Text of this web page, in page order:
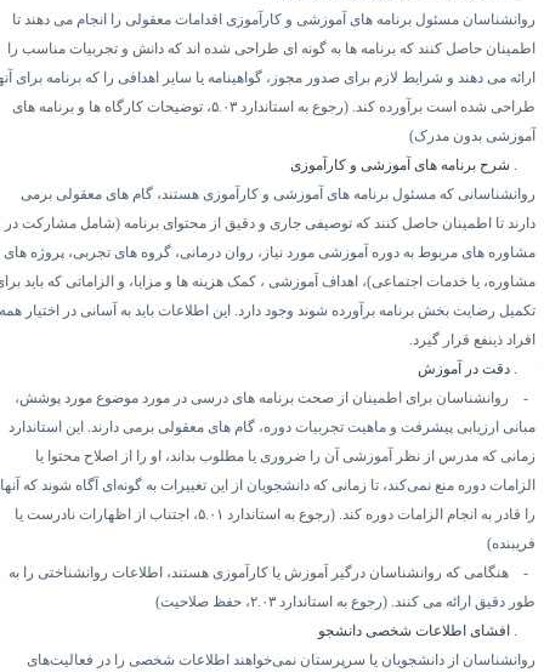
مسئول برنامه های آموزشی و کارآموزی اقدامات معقولی را انجام می دهند تا
حاصل کنند که برنامه ها به گونه ای طراحی شده اند که دانش و تجربیات مناسب را
می دهند و شرایط لازم برای صدور مجوز، گواهینامه یا سایر اهدافی را که برنامه برای آنها
شده است برآورده کند. (رجوع به استاندارد۵.۰۳، توضیحات کارگاه ها و برنامه های
بدون مدرک)
شرح برنامه های آموزشی و کارآموزی
که مسئول برنامه های آموزشی و کارآموزی هستند، گام های معقولی برمی
تا اطمینان حاصل کنند که توصیفی جاری و دقیق از محتوای برنامه (شامل مشارکت در
های مربوط به دوره آموزشی مورد نیاز، روان درمانی، گروه های تجربی، پروژه های
یا خدمات اجتماعی)، اهداف آموزشی ، کمک هزینه ها و مزایا، و الزاماتی که باید برای
رضایت بخش برنامه برآورده شوند وجود دارد. این اطلاعات باید به آسانی در اختیار همه
ذینفع قرار گیرد.
دقت در آموزش
روانشناسان برای اطمینان از صحت برنامه های درسی در مورد موضوع مورد پوشش،
ارزیابی پیشرفت و ماهیت تجربیات دوره، گام های معقولی برمی دارند. این استاندارد
که مدرس از نظر آموزشی آن را ضروری یا مطلوب بداند، او را از اصلاح محتوا یا
دوره منع نمی‌کند، تا زمانی که دانشجویان از این تغییرات به گونه‌ای آگاه شوند که آنها
قادر به انجام الزامات دوره کند. (رجوع به استاندارد۵.۰۱، اجتناب از اظهارات نادرست یا
هنگامی که روانشناسان درگیر آموزش یا کارآموزی هستند، اطلاعات روانشناختی را به
دقیق ارائه می کنند. (رجوع به استاندارد۲.۰۳، حفظ صلاحیت)
افشای اطلاعات شخصی دانشجو
از دانشجویان یا سرپرستان نمی‌خواهند اطلاعات شخصی را در فعالیت‌های